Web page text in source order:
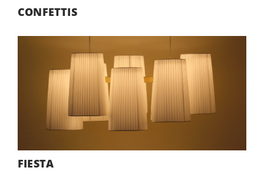
CONFETTIS
FIESTA